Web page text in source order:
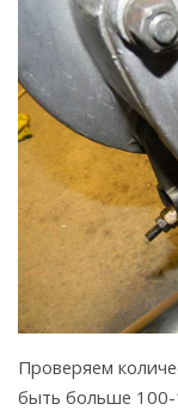
Проверяем
быть больше